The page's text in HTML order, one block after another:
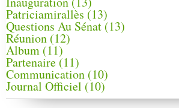
Patriciamirallès (13)
Questions Au Sénat(13)
Réunion (12)
Album (11)
Partenaire(11)
Communication (10)
Journal Officiel (10)